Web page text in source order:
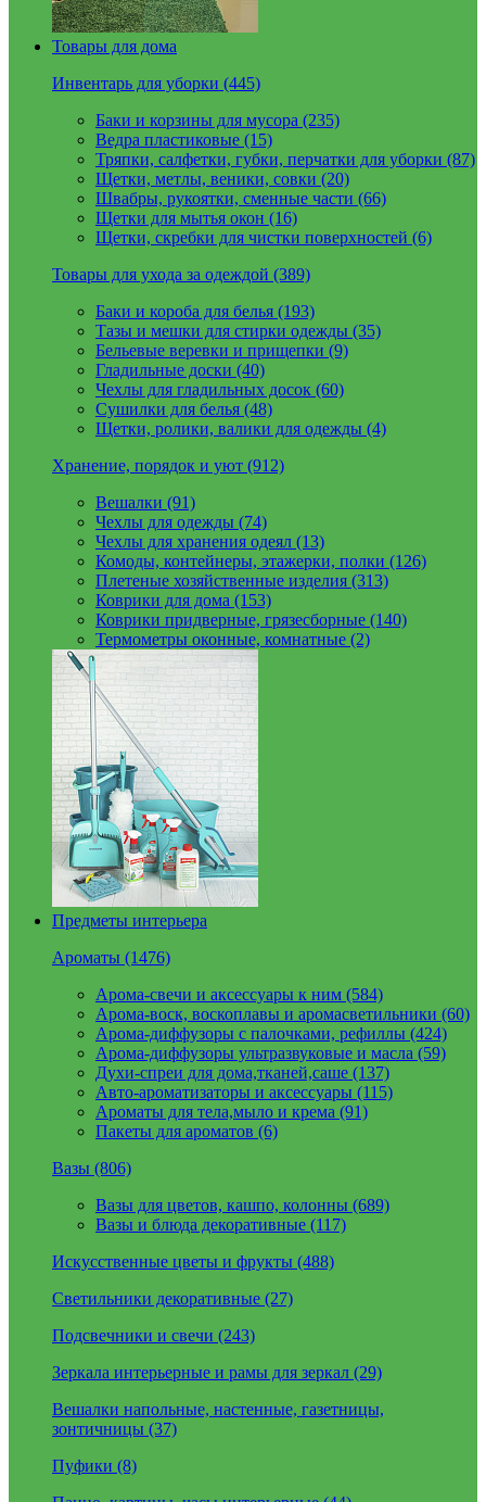
Товары для дома
Инвентарь для уборки (445)
Баки и корзины для мусора (235)
Ведра пластиковые (15)
Тряпки, салфетки, губки, перчатки для уборки (87)
Щетки, метлы, веники, совки (20)
Швабры, рукоятки, сменные части (66)
Щетки для мытья окон (16)
Щетки, скребки для чистки поверхностей (6)
Товары для ухода за одеждой (389)
Баки и короба для белья (193)
Тазы и мешки для стирки одежды (35)
Бельевые веревки и прищепки (9)
Гладильные доски (40)
Чехлы для гладильных досок (60)
Сушилки для белья (48)
Щетки, ролики, валики для одежды (4)
Хранение, порядок и уют (912)
Вешалки (91)
Чехлы для одежды (74)
Чехлы для хранения одеял (13)
Комоды, контейнеры, этажерки, полки (126)
Плетеные хозяйственные изделия (313)
Коврики для дома (153)
Коврики придверные, грязесборные (140)
Термометры оконные, комнатные (2)
Предметы интерьера
Ароматы (1476)
Арома-свечи и аксессуары к ним (584)
Арома-воск, воскоплавы и аромасветильники (60)
Арома-диффузоры с палочками, рефиллы (424)
Арома-диффузоры ультразвуковые и масла (59)
Духи-спреи для дома,тканей,саше (137)
Авто-ароматизаторы и аксессуары (115)
Ароматы для тела,мыло и крема (91)
Пакеты для ароматов (6)
Вазы (806)
Вазы для цветов, кашпо, колонны (689)
Вазы и блюда декоративные (117)
Искусственные цветы и фрукты (488)
Светильники декоративные (27)
Подсвечники и свечи (243)
Зеркала интерьерные и рамы для зеркал (29)
Вешалки напольные, настенные, газетницы,
зонтичницы (37)
Пуфики (8)